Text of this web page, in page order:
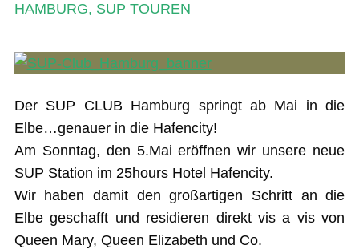
Stand Up Magazin TV
Mein Konto
HAMBURG, SUP TOUREN
Der SUP CLUB Hamburg springt ab Mai in die
Elbe…genauer in die Hafencity!
Am Sonntag, den 5.Mai eröffnen wir unsere neue
SUP Station im 25hours Hotel Hafencity.
Wir haben damit den großartigen Schritt an die
Elbe geschafft und residieren direkt vis a vis von
Queen Mary, Queen Elizabeth und Co.